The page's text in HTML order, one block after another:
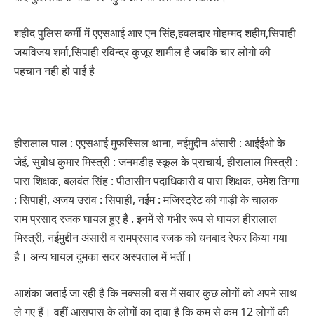
शहीद पुलिस कर्मी में एएसआई आर एन सिंह,हवलदार मोहम्मद शहीम,सिपाही
जयविजय शर्मा,सिपाही रविन्द्र कुजूर शामील है जबकि चार लोगो की
पहचान नही हो पाई है
हीरालाल पाल : एएसआई मुफस्सिल थाना, नईमुद्दीन अंसारी : आईईओ के
जेई, सुबोध कुमार मिस्त्री : जनमडीह स्कूल के प्राचार्य, हीरालाल मिस्त्री :
पारा शिक्षक, बलवंत सिंह : पीठासीन पदाधिकारी व पारा शिक्षक, उमेश तिग्गा
: सिपाही, अजय उरांव : सिपाही, नईम : मजिस्ट्रेट की गाड़ी के चालक
राम प्रसाद रजक घायल हुए है . इनमें से गंभीर रूप से घायल हीरालाल
मिस्त्री, नईमुद्दीन अंसारी व रामप्रसाद रजक को धनबाद रेफर किया गया
है। अन्य घायल दुमका सदर अस्पताल में भर्ती।
आशंका जताई जा रही है कि नक्सली बस में सवार कुछ लोगों को अपने साथ
ले गए हैं। वहीं आसपास के लोगों का दावा है कि कम से कम 12 लोगों की